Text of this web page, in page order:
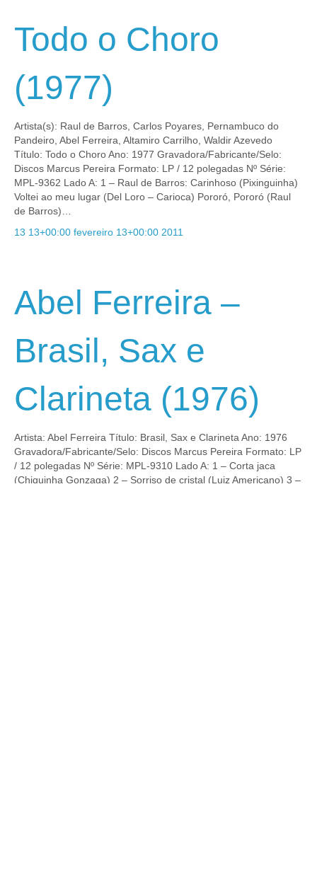
Todo o Choro
(1977)
Artista(s): Raul de Barros, Carlos Poyares, Pernambuco do
Pandeiro, Abel Ferreira, Altamiro Carrilho, Waldir Azevedo
Título: Todo o Choro Ano: 1977 Gravadora/Fabricante/Selo:
Discos Marcus Pereira Formato: LP / 12 polegadas Nº Série:
MPL-9362 Lado A: 1 – Raul de Barros: Carinhoso (Pixinguinha)
Voltei ao meu lugar (Del Loro – Carioca) Pororó, Pororó (Raul
de Barros)…
13 13+00:00 fevereiro 13+00:00 2011
Abel Ferreira –
Brasil, Sax e
Clarineta (1976)
Artista: Abel Ferreira Título: Brasil, Sax e Clarineta Ano: 1976
Gravadora/Fabricante/Selo: Discos Marcus Pereira Formato: LP
/ 12 polegadas Nº Série: MPL-9310 Lado A: 1 – Corta jaca
(Chiquinha Gonzaga) 2 – Sorriso de cristal (Luiz Americano) 3 –